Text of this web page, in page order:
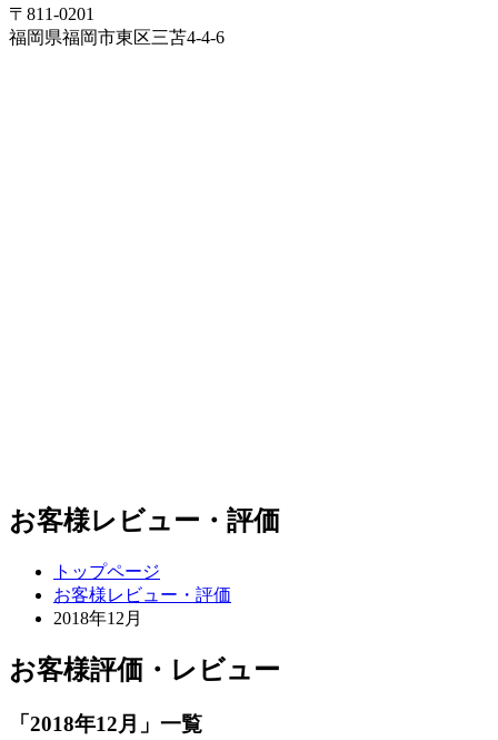
〒811-0201
福岡県福岡市東区三苫4-4-6
お客様レビュー・評価
トップページ
お客様レビュー・評価
2018年12月
お客様評価・レビュー
「2018年12月」一覧